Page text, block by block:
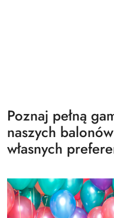
Poznaj pełną
naszych
własnych